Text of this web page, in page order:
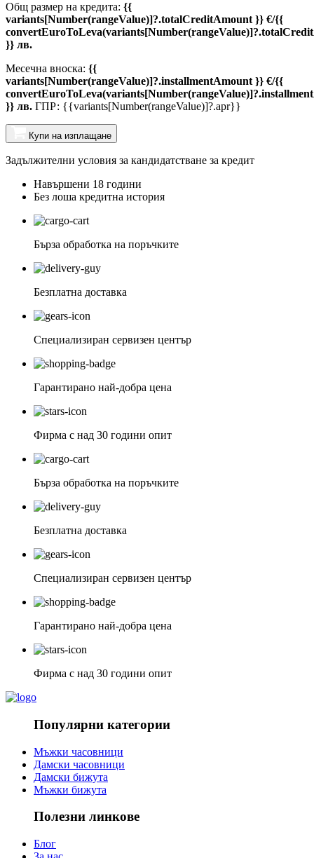
Общ размер на кредита: {{
variants[Number(rangeValue)]?.totalCreditAmount }} €/{{
}} лв.
Месечна вноска: {{
variants[Number(rangeValue)]?.installmentAmount }} €/{{
}} лв. ГПР: {{variants[Number(rangeValue)]?.apr}}
Купи на изплащане
Задължителни условия за кандидатстване за кредит
Навършени 18 години
Без лоша кредитна история
Бърза обработка на поръчките
Безплатна доставка
Специализиран сервизен център
Гарантирано най-добра цена
Фирма с над 30 години опит
Бърза обработка на поръчките
Безплатна доставка
Специализиран сервизен център
Гарантирано най-добра цена
Фирма с над 30 години опит
Популярни категории
Мъжки часовници
Дамски часовници
Дамски бижута
Мъжки бижута
Полезни линкове
Блог